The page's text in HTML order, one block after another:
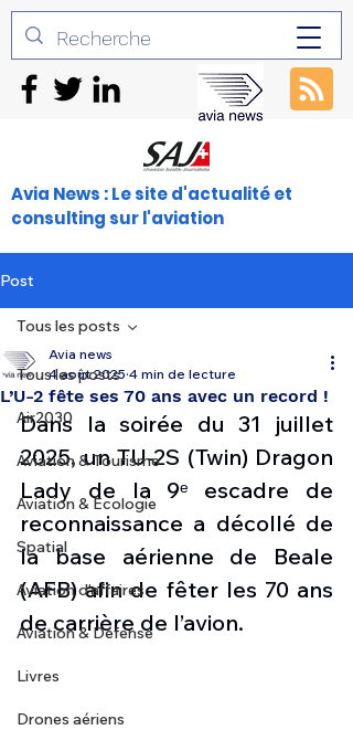
Avia News : Le site d'actualité et
consulting sur l'aviation
Post
Tous les posts
Air2030
Aviation & Tourisme
Aviation & Ecologie
Spatial
Aviation d'affaires
Aviation & Défense
Livres
Drones aériens
Tous les posts
L’U-2 fête ses 70 ans avec un record !
Avia news
4 août 2025 4 min de lecture
Dans la soirée du 31 juillet
2025, un TU-2S (Twin) Dragon
Lady de la 9ᵉ escadre de
reconnaissance a décollé de
la base aérienne de Beale
(AFB) afin de fêter les 70 ans
de carrière de l’avion.